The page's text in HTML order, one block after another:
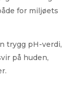
for miljøets
trygg pH-verdi,
på huden,